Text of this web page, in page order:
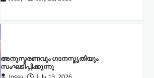
Jossy July 13, 2026